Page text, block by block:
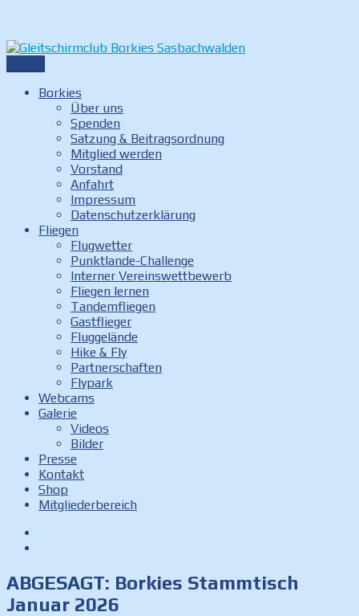
Zum
springen
Gleitschirmclub Borkies Sasbachwalden
Internetauftritt des Gleitschirmclubs Borkies in
Sasbachwalden
Borkies
Über uns
Spenden
Satzung & Beitragsordnung
Mitglied werden
Vorstand
Anfahrt
Impressum
Datenschutzerklärung
Fliegen
Flugwetter
Punktlande-Challenge
Interner Vereinswettbewerb
Fliegen lernen
Tandemfliegen
Gastflieger
Fluggelände
Hike & Fly
Partnerschaften
Flypark
Webcams
Galerie
Videos
Bilder
Presse
Kontakt
Shop
Mitgliederbereich
ABGESAGT: Borkies Stammtisch
Januar 2026